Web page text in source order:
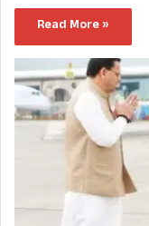
Read More »